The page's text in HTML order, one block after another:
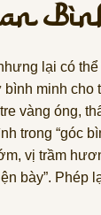
lại có
minh cho
vàng óng,
trong “góc
vị trầm
bày”. Phép